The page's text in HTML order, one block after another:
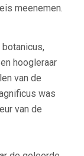
meenemen.
hoogleraar
van de
was
van de